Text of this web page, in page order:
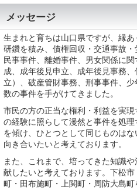
メッセージ
生まれと育ちは山口県ですが、縁
研鑽を積み、債権回収・交通事故
民事事件、離婚事件、男女関係に
成、成年後見申立、成年後見事務
立）、破産管財事務、刑事事件、
数の事件を手がけてきました。
市民の方の正当な権利・利益を実
の経験に照らして漫然と事件を処
を傾け、ひとつとして同じものは
向き合いたいと考えております。
また、これまで、培ってきた知識
献したいと考えております。下松
町・田布施町・上関町・周防大島